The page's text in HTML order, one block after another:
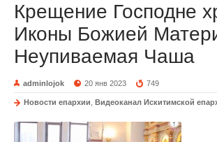
Крещение Господне
Иконы Божией
Неупиваемая Чаша
adminlojok 20 янв 2023 749
Новости епархии Видеоканал Искитимской